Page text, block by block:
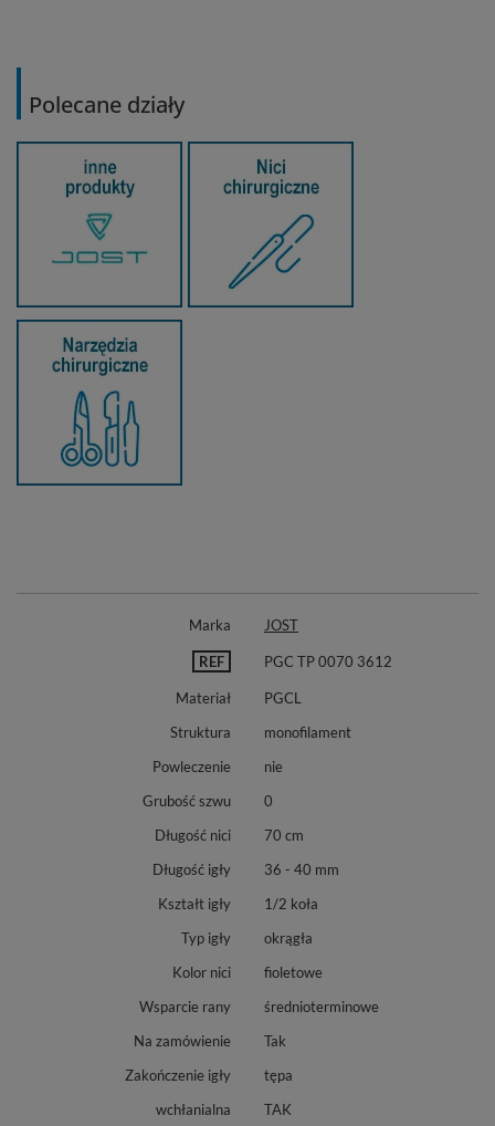
Polecane działy
Marka JOST
REF PGC TP 0070 3612
Materiał
PGCL
Struktura
monofilament
Powleczenie
nie
Grubość szwu
0
Długość nici
70 cm
Długość igły
36 - 40 mm
Kształt igły
1/2 koła
Typ igły
okrągła
Kolor nici
fioletowe
Wsparcie rany
średnioterminowe
Na zamówienie
Tak
Zakończenie igły
tępa
wchłanialna
TAK